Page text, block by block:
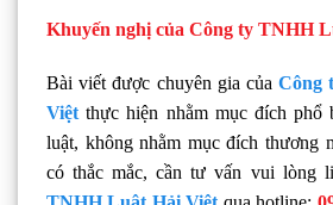
Khuyến nghị của Công ty TNHH
Bài viết được chuyên gia củaCông
Việt thực hiện nhằm mục đích phổ
luật, không nhằm mục đích thương
có thắc mắc, cần tư vấn vui lòng